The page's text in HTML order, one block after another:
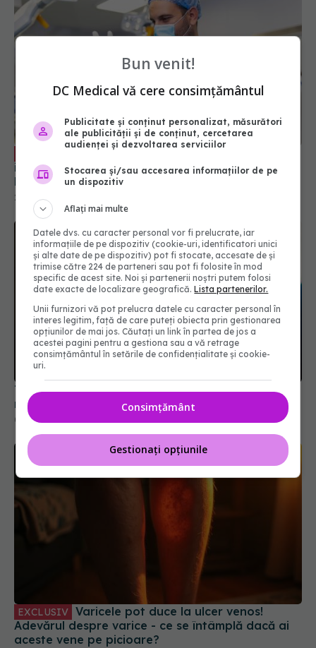
invazivă și ce boli tratează. Stanislav Rurac:
Poate interveni un chirurg dintr-o altă țară
27 apr 2023, 09:06
Transplant integral de ochi, realizat în premieră
mondială. Pacientul a primit și jumătate de față
09 noi 2023, 22:43
EXCLUSIV
Adevărul despre varice - ce se întâmplă dacă ai
aceste vene pe picioare?
Bun venit!
DC Medical vă cere consimțământul
Publicitate și conținut personalizat, măsurători
ale publicității și de conținut, cercetarea
audienței și dezvoltarea serviciilor
Stocarea și/sau accesarea informațiilor de pe
un dispozitiv
Aflați mai multe
Datele dvs. cu caracter personal vor fi prelucrate, iar
informațiile de pe dispozitiv (cookie-uri, identificatori unici
și alte date de pe dispozitiv) pot fi stocate, accesate de și
trimise către 224 de parteneri sau pot fi folosite în mod
specific de acest site. Noi și partenerii noștri putem folosi
date exacte de localizare geografică.Lista partenerilor.
Unii furnizori vă pot prelucra datele cu caracter personal în
interes legitim, față de care puteți obiecta prin gestionarea
opțiunilor de mai jos. Căutați un link în partea de jos a
acestei pagini pentru a gestiona sau a vă retrage
consimțământul în setările de confidențialitate și cookie-
uri.
Consimțământ
Gestionați opțiunile